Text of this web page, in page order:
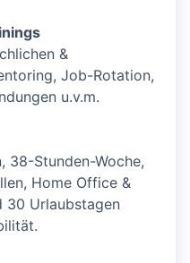
&
Job-Rotation,
u.v.m.
38-Stunden-Woche,
Home Office &
30 Urlaubstagen